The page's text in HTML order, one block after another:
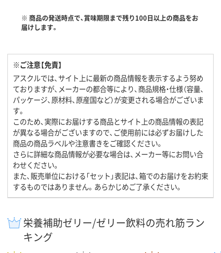
※ 商品の発送時点で、賞味期限まで残り100日以上の商品をお
届けします。
※ご注意【免責】
アスクルでは、サイト上に最新の商品情報を表示するよう努め
ておりますが、メーカーの都合等により、商品規格・仕様（容量、
パッケージ、原材料、原産国など）が変更される場合がございま
す。
このため、実際にお届けする商品とサイト上の商品情報の表記
が異なる場合がございますので、ご使用前には必ずお届けした
商品の商品ラベルや注意書きをご確認ください。
さらに詳細な商品情報が必要な場合は、メーカー等にお問い合
わせください。
また、販売単位における「セット」表記は、箱でのお届けをお約束
するものではありません。あらかじめご了承ください。
栄養補助ゼリー/ゼリー飲料の売れ筋ラン
キング